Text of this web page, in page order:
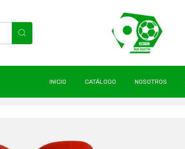
INICIO CATÁLOGO NOSOTROS